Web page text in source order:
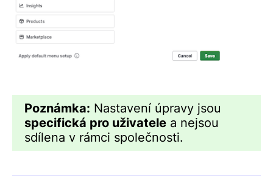
Poznámka: Nastavení úpravy jsou
specifická pro uživatele a nejsou
sdílena v rámci společnosti.